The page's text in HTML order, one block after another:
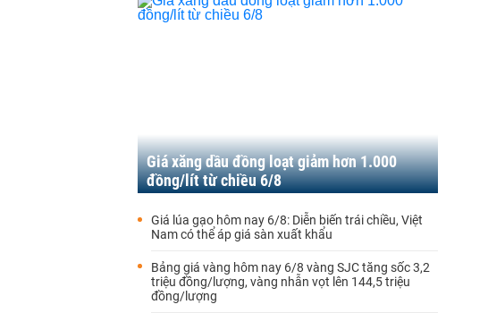
Giá xăng dầu đồng loạt giảm hơn 1.000
đồng/lít từ chiều 6/8
Giá lúa gạo hôm nay 6/8: Diễn biến trái chiều, Việt
Nam có thể áp giá sàn xuất khẩu
Bảng giá vàng hôm nay 6/8 vàng SJC tăng sốc 3,2
triệu đồng/lượng, vàng nhẫn vọt lên 144,5 triệu
đồng/lượng